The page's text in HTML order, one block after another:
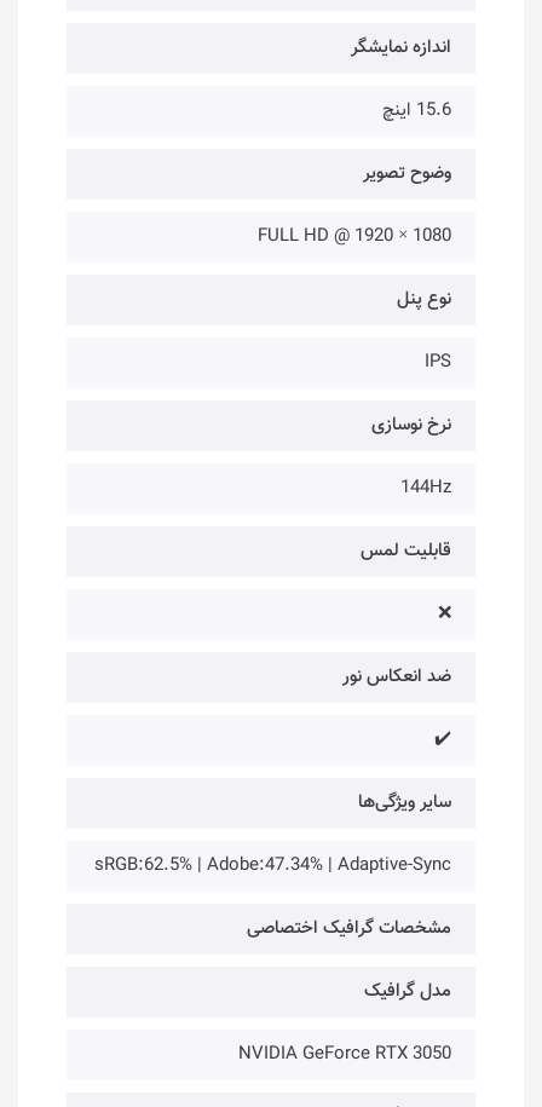
اندازه نمایشگر
15.6 اینچ
وضوح تصویر
1080 × 1920 @ FULL HD
نوع پنل
IPS
نرخ نوسازی
144Hz
قابلیت لمس
❌
ضد انعکاس نور
✔️
سایر ویژگی‌ها
sRGB:62.5% | Adobe:47.34% | Adaptive-Sync
مشخصات گرافیک اختصاصی
مدل گرافیک
NVIDIA GeForce RTX 3050